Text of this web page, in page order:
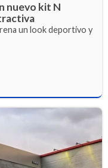
nuevo kit N
un look deportivo y